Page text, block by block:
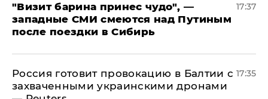
"Визит барина принес чудо", —
западные СМИ смеются над Путиным
после поездки в Сибирь
17:37
​Россия готовит провокацию в Балтии с
захваченными украинскими дронами
17:35